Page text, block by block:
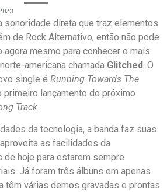
sonoridade direta que traz elementos
de Rock Alternativo, então não pode
agora mesmo para conhecer o mais
americana chamada Glitched. O
single é Running Towards The
primeiro lançamento do próximo
Track.
da tecnologia, a banda faz suas
as facilidades da
de hoje para estarem sempre
Já foram três álbuns em apenas
têm várias demos gravadas e prontas